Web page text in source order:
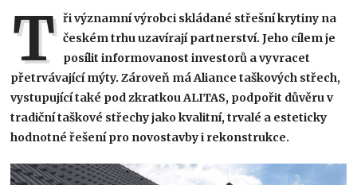
T ři významní výrobci skládané střešní krytiny na
českém trhu uzavírají partnerství. Jeho cílem je
posílit informovanost investorů a vyvracet
přetrvávající mýty. Zároveň má Aliance taškových střech,
vystupující také pod zkratkou ALITAS, podpořit důvěru v
tradiční taškové střechy jako kvalitní, trvalé a esteticky
hodnotné řešení pro novostavby i rekonstrukce.